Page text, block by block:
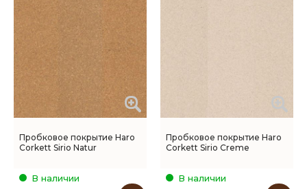
Пробковое покрытие Haro
Corkett Sirio Natur
В наличии
Пробковое покрытие Haro
Corkett Sirio Creme
В наличии